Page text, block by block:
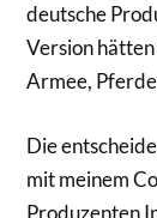
deutsche
Version
Armee,
Die
mit meinem
Produzenten